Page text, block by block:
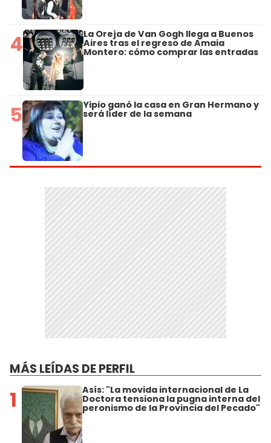
4 La Oreja de Van Gogh llega a Buenos
Aires tras el regreso de Amaia
Montero: cómo comprar las entradas
5 Yipio ganó la casa en Gran Hermano y
será líder de la semana
MÁS LEÍDAS DE PERFIL
1 Asís: "La movida internacional de La
Doctora tensiona la pugna interna del
peronismo de la Provincia del Pecado"